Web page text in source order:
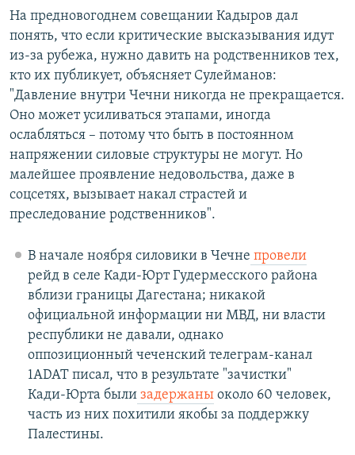
На предновогоднем совещании Кадыров дал
понять, что если критические высказывания идут
из-за рубежа, нужно давить на родственников тех,
кто их публикует, объясняет Сулейманов:
"Давление внутри Чечни никогда не прекращается.
Оно может усиливаться этапами, иногда
ослабляться – потому что быть в постоянном
напряжении силовые структуры не могут. Но
малейшее проявление недовольства, даже в
соцсетях, вызывает накал страстей и
преследование родственников".
В начале ноября силовики в Чечне провели
рейд в селе Кади-Юрт Гудермесского района
вблизи границы Дагестана; никакой
официальной информации ни МВД, ни власти
республики не давали, однако
оппозиционный чеченский телеграм-канал
1ADAT писал, что в результате "зачистки"
Кади-Юрта былизадержаныоколо 60 человек,
часть из них похитили якобы за поддержку
Палестины.